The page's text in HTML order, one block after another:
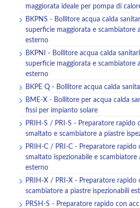
maggiorata ideale per pompa di
BKPNS - Bollitore acqua calda
superficie maggiorata e scambiatore
esterno
BKPNI - Bollitore acqua calda
superficie maggiorata e scambiatore
esterno
BKPE Q - Bollitore acqua calda
BME-X - Bollitore per acqua calda
fissi per impianto solare
PRIH-S / PRI-S - Preparatore rapido
smaltato e scambiatore a piastre
PRIH-C / PRI-C - Preparatore rapido
smaltato ispezionabile e scambiatore
esterno
PRIH-X / PRI-X - Preparatore
scambiatore a piastre ispezionabili
PRSH-S - Preparatore rapido con